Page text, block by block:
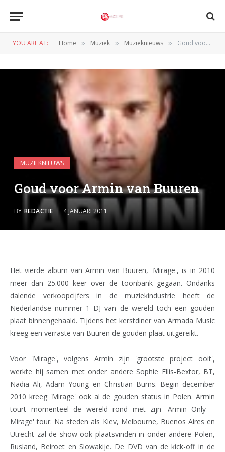
YOU ARE AT: Home » Muziek » Muzieknieuws » Goud voor Armin van Buuren
MUZIEKNIEUWS
Goud voor Armin van Buuren
BY REDACTIE 4 JANUARI 2011
Het vierde album van Armin van Buuren, 'Mirage', is in 2010
meer dan 25.000 keer over de toonbank gegaan. Ondanks
dalende verkoopcijfers in de muziekindustrie heeft de
Nederlandse nummer 1 DJ van de wereld toch een gouden
plaat binnengehaald. Tijdens het kerstdiner van Armada Music
kreeg een verraste van Buuren de gouden plaat uitgereikt.
Voor 'Mirage', volgens Armin zijn 'grootste project ooit',
werkte hij samen met onder andere Sophie Ellis-Bextor, BT,
Nadia Ali, Adam Young en Christian Burns. Begin december
2010 kreeg 'Mirage' ook al de gouden status in Polen. Armin
tourt momenteel de wereld rond met zijn 'Armin Only –
Mirage' tour. Na steden als Kiev, Melbourne, Buenos Aires en
Utrecht zal de show ook plaatsvinden in onder andere Polen,
Rusland, Beiroet en Slowakije. De DVD van de kick-off in de